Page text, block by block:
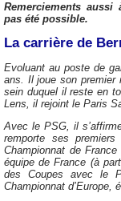
Remerciements
pas été possible.
La carrière de
Evoluant au poste de
ans. Il joue son premier
sein duquel il reste en
Lens, il rejoint le Paris
Avec le PSG, il
remporte ses
Championnat de
équipe de France (à
des Coupes avec le
Championnat d’Europe,